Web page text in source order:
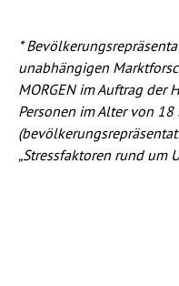
*
unabhängigen
MORGEN im Auftrag der
Personen im Alter von 18
„Stressfaktoren rund um